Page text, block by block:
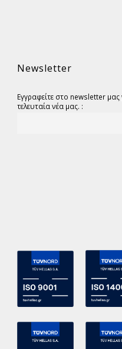
Newsletter
Εγγραφείτε στο newsletter μας
τελευταία νέα μας. :